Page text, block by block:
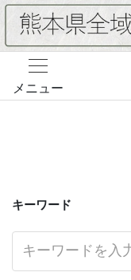
メニュー
キーワード